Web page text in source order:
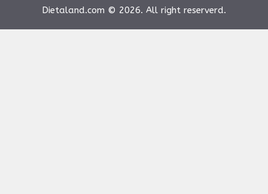
Dietaland.com © 2026. All right reserverd.